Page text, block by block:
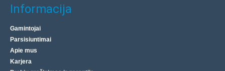
Informacija
Gamintojai
Parsisiuntimai
Apie mus
Karjera